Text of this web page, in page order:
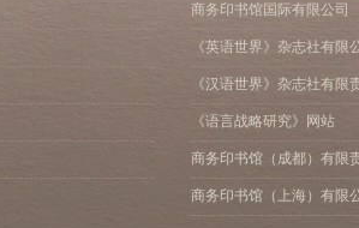
商务印书馆国际有限公司
《英语世界》杂志社有限
《汉语世界》杂志社有限
《语言战略研究》网站
商务印书馆（成都）有限
商务印书馆（上海）有限